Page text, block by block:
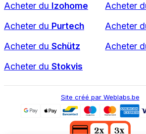
Acheter du Izohome Acheter
Acheter du Purtech Acheter
Acheter du Schütz Acheter
Acheter du Stokvis
Site créé par Weblabs.be